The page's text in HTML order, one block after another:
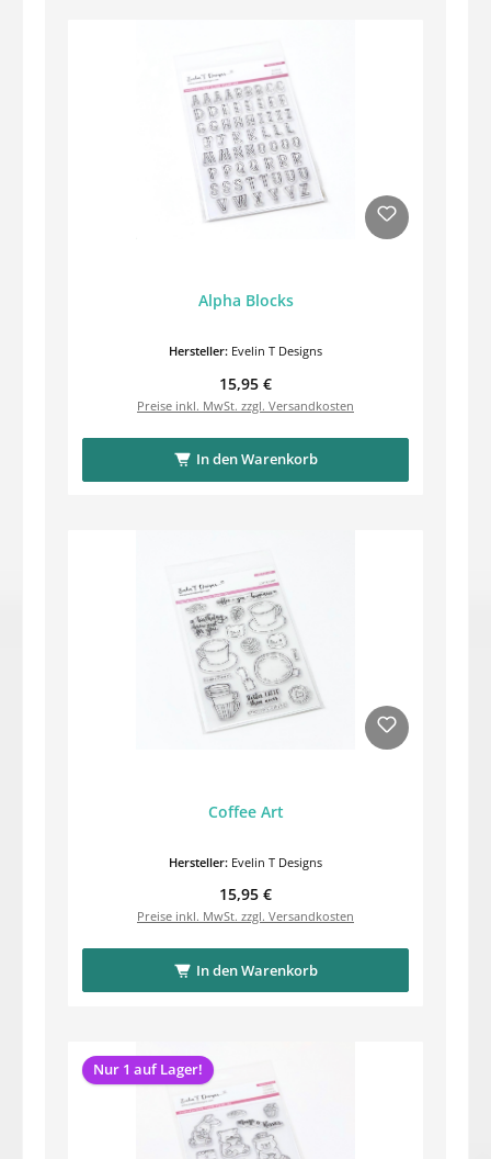
Alpha Blocks
Hersteller: Evelin T Designs
Regulärer Preis:
15,95 €
Preise inkl. MwSt. zzgl. Versandkosten
In den Warenkorb
Coffee Art
Hersteller: Evelin T Designs
Regulärer Preis:
15,95 €
Preise inkl. MwSt. zzgl. Versandkosten
In den Warenkorb
Nur 1 auf Lager!